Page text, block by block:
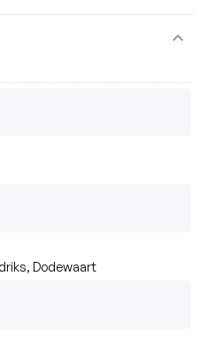
+4
expand_more
Dodewaart